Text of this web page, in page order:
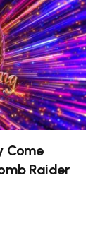
Come
Raider